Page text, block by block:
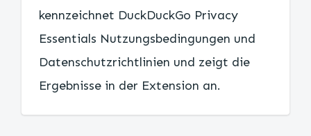
kennzeichnet DuckDuckGo Privacy
Essentials Nutzungsbedingungen und
Datenschutzrichtlinien und zeigt die
Ergebnisse in der Extension an.